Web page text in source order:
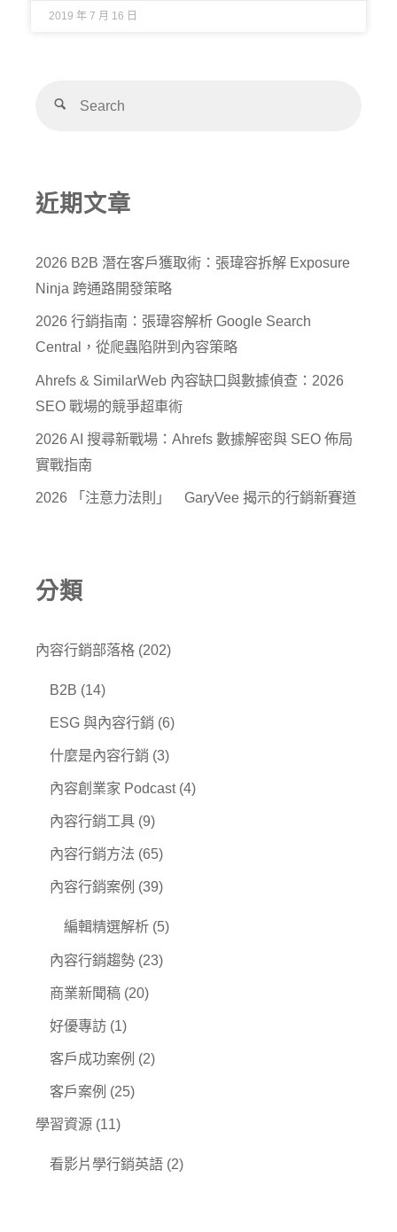
2019 年 7 月 16 日
近期文章
2026 B2B 潛在客戶獲取術：張瑋容拆解 Exposure
Ninja 跨通路開發策略
2026 行銷指南：張瑋容解析 Google Search
Central，從爬蟲陷阱到內容策略
Ahrefs & SimilarWeb 內容缺口與數據偵查：2026
SEO 戰場的競爭超車術
2026 AI 搜尋新戰場：Ahrefs 數據解密與 SEO 佈局
實戰指南
2026 「注意力法則」 GaryVee 揭示的行銷新賽道
分類
內容行銷部落格 (202)
B2B (14)
ESG 與內容行銷 (6)
什麼是內容行銷 (3)
內容創業家 Podcast(4)
內容行銷工具 (9)
內容行銷方法 (65)
內容行銷案例 (39)
編輯精選解析 (5)
內容行銷趨勢 (23)
商業新聞稿 (20)
好優專訪 (1)
客戶成功案例 (2)
客戶案例 (25)
學習資源 (11)
看影片學行銷英語 (2)